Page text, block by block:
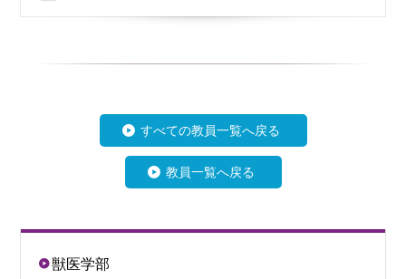
すべての教員一覧へ戻る
教員一覧へ戻る
獣医学部